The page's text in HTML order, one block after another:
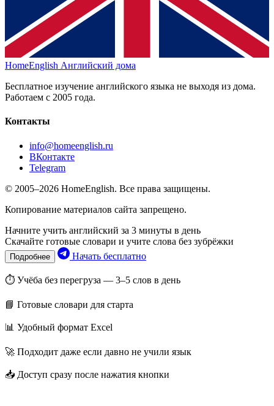
HomeEnglish Английский дома
Бесплатное изучение английского языка не выходя из дома.
Работаем с 2005 года.
Контакты
info@homeenglish.ru
ВКонтакте
Telegram
© 2005–2026 HomeEnglish. Все права защищены.
Копирование материалов сайта запрещено.
Начните учить английский за 3 минуты в день
Скачайте готовые словари и учите слова без зубрёжки
Подробнее Начать бесплатно
⏱ Учёба без перегруза — 3–5 слов в день
📘 Готовые словари для старта
📊 Удобный формат Excel
🚀 Подходит даже если давно не учили язык
📥 Доступ сразу после нажатия кнопки